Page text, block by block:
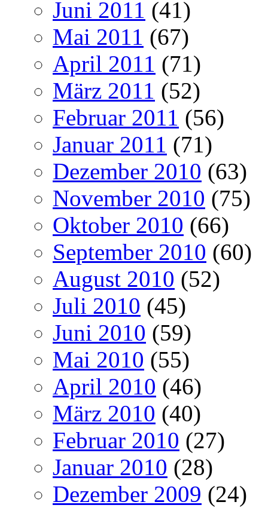
Juni 2011 (41)
Mai 2011 (67)
April 2011 (71)
März 2011 (52)
Februar 2011 (56)
Januar 2011 (71)
Dezember 2010 (63)
November 2010 (75)
Oktober 2010 (66)
September 2010 (60)
August 2010 (52)
Juli 2010 (45)
Juni 2010 (59)
Mai 2010 (55)
April 2010 (46)
März 2010 (40)
Februar 2010 (27)
Januar 2010 (28)
Dezember 2009 (24)